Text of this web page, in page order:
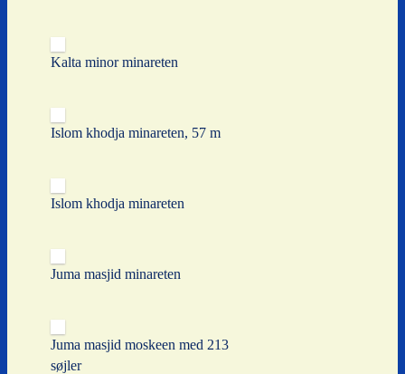
Kalta minor minareten
Islom khodja minareten, 57 m
Islom khodja minareten
Juma masjid minareten
Juma masjid moskeen med 213
søjler